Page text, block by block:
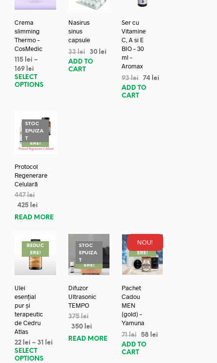
Crema
slimming
Thermo –
CosMedic
115 lei –
169 lei
SELECT
OPTIONS
Nasirus
sinus
capsule
33lei 30 lei
ADD TO
CART
Ser cu
Vitamine
C, A si E
BIO – 30
ml –
Aromax
93lei 74 lei
ADD TO
CART
STOC
EPUIZA
TREDUC
ERE!
Protocol
Regenerare
Celulară
447lei
425 lei
READ MORE
REDUC
ERE!
Ulei
esențial
pur și
terapeutic
de Cedru
Atlas
22 lei – 31
lei
SELECT
OPTIONS
STOC
EPUIZA
TREDUC
ERE!
Difuzor
Ultrasonic
TEMPO
375lei
350 lei
READ MORE
NOU!
REDUC
ERE!
Pachet
Cadou
MEN
(gold) –
Yamuna
71lei 58 lei
ADD TO
CART